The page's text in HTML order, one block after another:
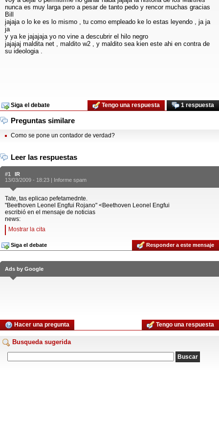
nunca es muy larga pero a pesar de tanto pedo y rencor muchas gracias
Bill
jajaja o lo ke es lo mismo , tu como empleado ke lo estas leyendo , ja ja
ja
y ya ke jajajaja yo no vine a descubrir el hilo negro
jajajaj maldita net , maldito w2 , y maldito sea kien este ahi en contra de
su ideologia .
Siga el debate 1 respuesta
Tengo una respuesta
Preguntas similare
Como se pone un contador de verdad?
Leer las respuestas
#1
IR
13/03/2009 - 18:23 | Informe spam
Tate, tas eplicao pefetamednte.
"Beethoven Leonel Engfui Rojano" <Beethoven Leonel Engfui
escribió en el mensaje de noticias
news:
Mostrar la cita
Siga el debate Responder a este mensaje
Ads by Google
Hacer una pregunta Tengo una respuesta
Busqueda sugerida